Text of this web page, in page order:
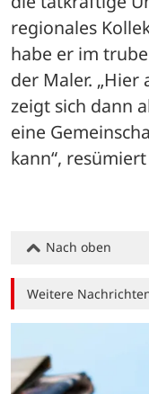
regionales
habe er im
der Maler.
zeigt sich dann
eine
kann“,
Nach oben
Weitere